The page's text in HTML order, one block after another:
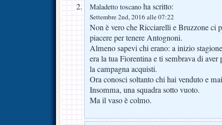
Maladetto toscano ha scritto:
Settembre 2nd, 2016 alle 07:22
Non è vero che Ricciarelli e Bruzzone ci
piacere per tenere Antognoni.
Almeno sapevi chi erano: a inizio
era la tua Fiorentina e ti sembrava di aver
la campagna acquisti.
Ora conosci soltanto chi hai venduto e
Insomma, una squadra sotto vuoto.
Ma il vaso è colmo.